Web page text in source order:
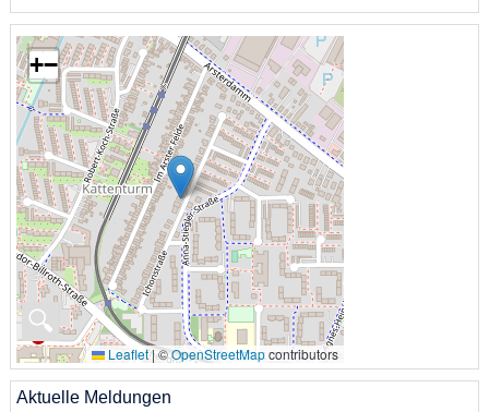
🔍
+−
Leaflet|©OpenStreetMapcontributors
Aktuelle Meldungen